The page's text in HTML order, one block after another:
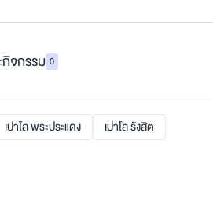
กิจกรรม 0
เปาโล พระประแดง เปาโล รังสิต